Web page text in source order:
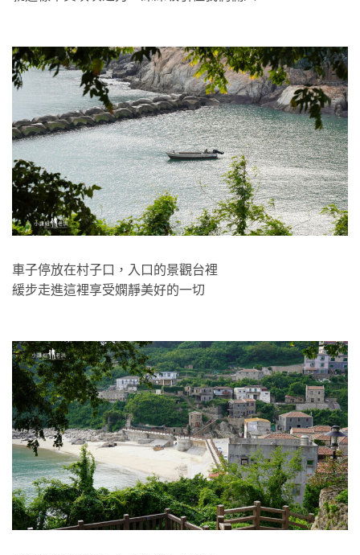
車子停放在村子口，入口的景觀台裡
緩步走進這裡享受嫻靜美好的一切